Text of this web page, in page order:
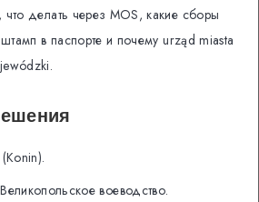
делать через MOS, какие сборы
штамп в паспорте и почему urząd miasta
воеводство.